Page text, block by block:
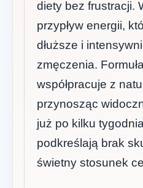
diety bez frustracji.
przypływ energii,
dłuższe i
zmęczenia.
współpracuje z
przynosząc
już po kilku
podkreślają brak
świetny stosunek